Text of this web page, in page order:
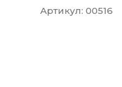
Артикул: 00516